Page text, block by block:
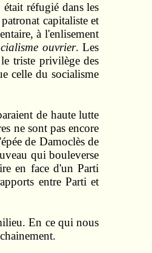
réfugié dans les
capitaliste et
à l'enlisement
ouvrier. Les
triste privilège des
celle du socialisme
de haute lutte
ne sont pas encore
de Damoclès de
qui bouleverse
en face d'un Parti
entre Parti et
En ce qui nous